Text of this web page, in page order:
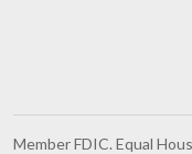
Member FDIC. Equal